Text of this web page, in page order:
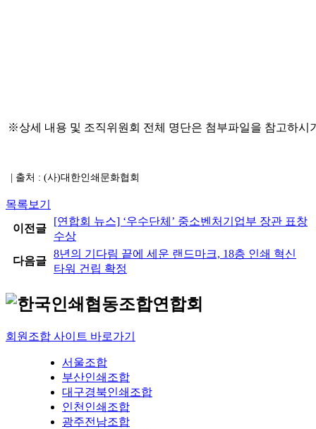
※상세 내용 및 조직위원회 전체 명단은 첨부파일을 참고하시
| 출처 : (사)대한인쇄문화협회
목록보기
이전글
[연합회 뉴스] ‘우수단체’ 중소벤처기업부 장관 표창
수상
다음글
8년의 기다림 끝에 세운 랜드마크, 18층 인쇄 혁신
타워 건립 확정
회원조합 사이트 바로가기
서울조합
부산인쇄조합
대구경북인쇄조합
인천인쇄조합
광주전남조합